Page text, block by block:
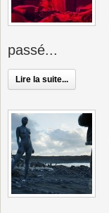
passé...
Lire la suite...